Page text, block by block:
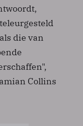
die van
Collins